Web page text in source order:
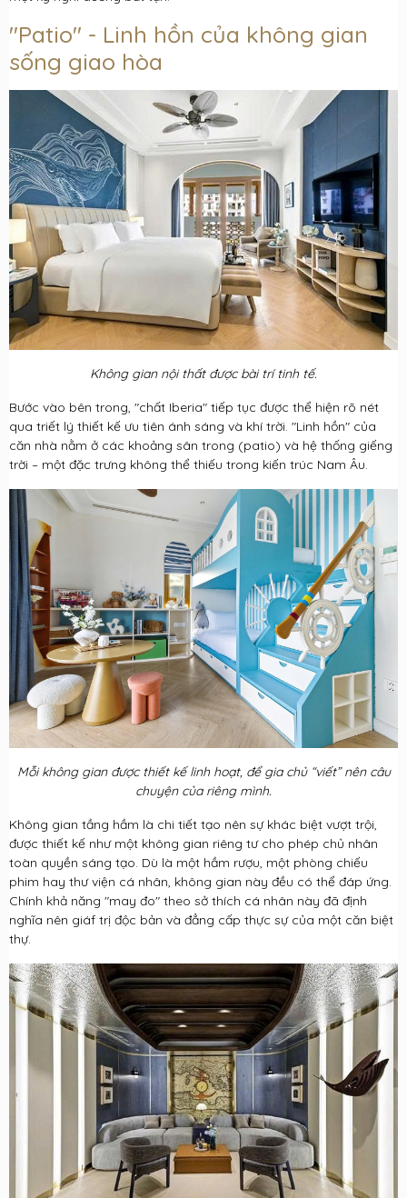
"Patio" - Linh hồn của không gian
sống giao hòa
Không gian nội thất được bài trí tinh tế.
Bước vào bên trong, "chất Iberia" tiếp tục được thể hiện rõ nét
qua triết lý thiết kế ưu tiên ánh sáng và khí trời. "Linh hồn" của
căn nhà nằm ở các khoảng sân trong (patio) và hệ thống giếng
trời – một đặc trưng không thể thiếu trong kiến trúc Nam Âu.
Mỗi không gian được thiết kế linh hoạt, để gia chủ “viết” nên câu
chuyện của riêng mình.
Không gian tầng hầm là chi tiết tạo nên sự khác biệt vượt trội,
được thiết kế như một không gian riêng tư cho phép chủ nhân
toàn quyền sáng tạo. Dù là một hầm rượu, một phòng chiếu
phim hay thư viện cá nhân, không gian này đều có thể đáp ứng.
Chính khả năng "may đo" theo sở thích cá nhân này đã định
nghĩa nên giáf trị độc bản và đẳng cấp thực sự của một căn biệt
thự.